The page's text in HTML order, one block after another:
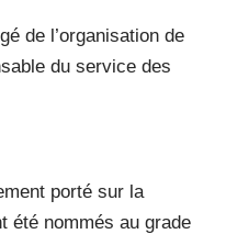
de l’organisation de
du service des
porté sur la
été nommés au grade